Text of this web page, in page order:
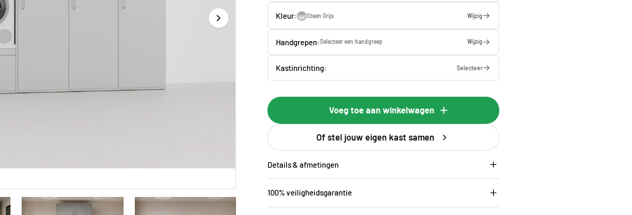
Kleur: Steen Grijs Wijzig
Handgrepen:Selecteer een handgreep Wijzig
Kastinrichting: Selecteer
Voeg toe aan winkelwagen
Of stel jouw eigen kast samen
Details & afmetingen
100% veiligheidsgarantie